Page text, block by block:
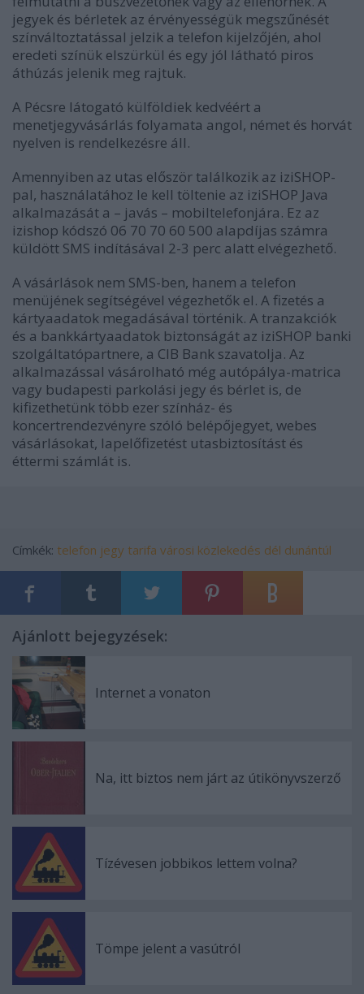
jegyek és bérletek az érvényességük megszűnését
színváltoztatással jelzik a telefon kijelzőjén, ahol
eredeti színük elszürkül és egy jól látható piros
áthúzás jelenik meg rajtuk.
A Pécsre látogató külföldiek kedvéért a
menetjegyvásárlás folyamata angol, német és horvát
nyelven is rendelkezésre áll.
Amennyiben az utas először találkozik az iziSHOP-
pal, használatához le kell töltenie az iziSHOP Java
alkalmazását a – javás – mobiltelefonjára. Ez az
izishop kódszó 06 70 70 60 500 alapdíjas számra
küldött SMS indításával 2-3 perc alatt elvégezhető.
A vásárlások nem SMS-ben, hanem a telefon
menüjének segítségével végezhetők el. A fizetés a
kártyaadatok megadásával történik. A tranzakciók
és a bankkártyaadatok biztonságát az iziSHOP banki
szolgáltatópartnere, a CIB Bank szavatolja. Az
alkalmazással vásárolható még autópálya-matrica
vagy budapesti parkolási jegy és bérlet is, de
kifizethetünk több ezer színház- és
koncertrendezvényre szóló belépőjegyet, webes
vásárlásokat, lapelőfizetést utasbiztosítást és
éttermi számlát is.
Címkék: telefon jegy tarifa városi közlekedés dél dunántúl
Ajánlott bejegyzések:
Internet a vonaton
Na, itt biztos nem járt az útikönyvszerző
Tízévesen jobbikos lettem volna?
Tömpe jelent a vasútról